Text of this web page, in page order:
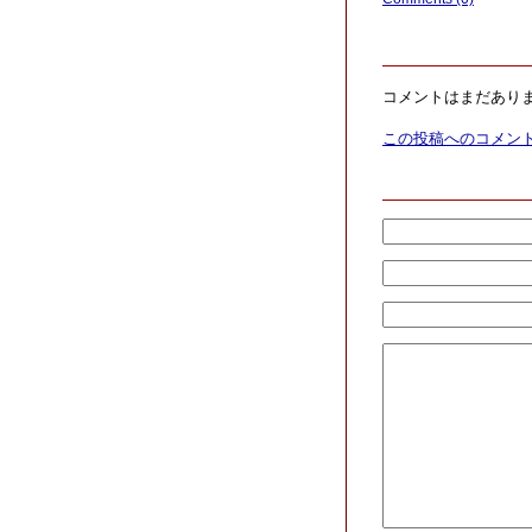
コメントはまだあり
この投稿へのコメン